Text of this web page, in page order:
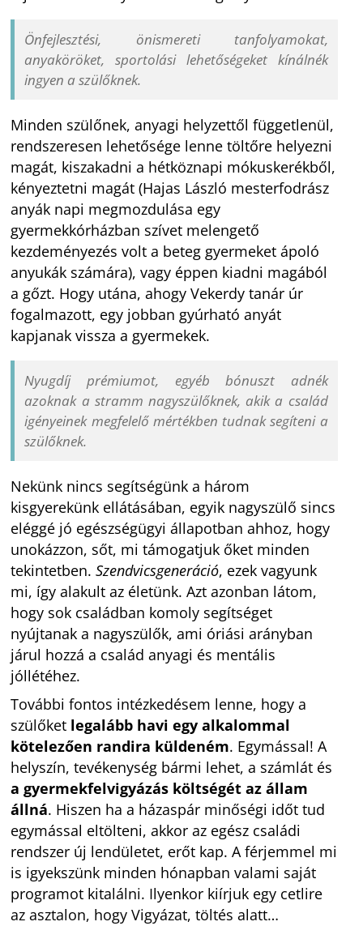
Önfejlesztési, önismereti tanfolyamokat,
anyaköröket, sportolási lehetőségeket kínálnék
ingyen a szülőknek.
Minden szülőnek, anyagi helyzettől függetlenül,
rendszeresen lehetősége lenne töltőre helyezni
magát, kiszakadni a hétköznapi mókuskerékből,
kényeztetni magát (Hajas László mesterfodrász
anyák napi megmozdulása egy
gyermekkórházban szívet melengető
kezdeményezés volt a beteg gyermeket ápoló
anyukák számára), vagy éppen kiadni magából
a gőzt. Hogy utána, ahogy Vekerdy tanár úr
fogalmazott, egy jobban gyúrható anyát
kapjanak vissza a gyermekek.
Nyugdíj prémiumot, egyéb bónuszt adnék
azoknak a stramm nagyszülőknek, akik a család
igényeinek megfelelő mértékben tudnak segíteni a
szülőknek.
Nekünk nincs segítségünk a három
kisgyerekünk ellátásában, egyik nagyszülő sincs
eléggé jó egészségügyi állapotban ahhoz, hogy
unokázzon, sőt, mi támogatjuk őket minden
tekintetben.Szendvicsgeneráció, ezek vagyunk
mi, így alakult az életünk. Azt azonban látom,
hogy sok családban komoly segítséget
nyújtanak a nagyszülők, ami óriási arányban
járul hozzá a család anyagi és mentális
jóllétéhez.
További fontos intézkedésem lenne, hogy a
szülőket legalább havi egy alkalommal
kötelezően randira küldeném. Egymással! A
helyszín, tevékenység bármi lehet, a számlát és
a gyermekfelvigyázás költségét az állam
állná. Hiszen ha a házaspár minőségi időt tud
egymással eltölteni, akkor az egész családi
rendszer új lendületet, erőt kap. A férjemmel mi
is igyekszünk minden hónapban valami saját
programot kitalálni. Ilyenkor kiírjuk egy cetlire
az asztalon, hogy Vigyázat, töltés alatt…